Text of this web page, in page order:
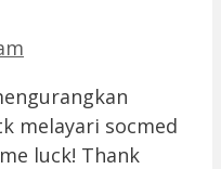
melayari socmed
luck! Thank